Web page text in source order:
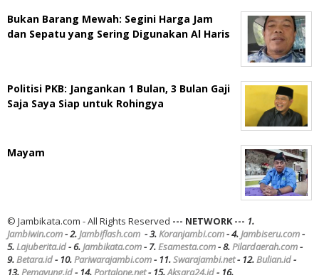
Bukan Barang Mewah: Segini Harga Jam
dan Sepatu yang Sering Digunakan Al Haris
Politisi PKB: Jangankan 1 Bulan, 3 Bulan Gaji
Saja Saya Siap untuk Rohingya
Mayam
© Jambikata.com - All Rights Reserved --- NETWORK --- 1.
Jambiwin.com- 2.Jambiflash.com - 3.Koranjambi.com- 4.Jambiseru.com-
5.Lajuberita.id- 6.Jambikata.com- 7.Esamesta.com- 8.Pilardaerah.com-
9.Betara.id- 10.Pariwarajambi.com- 11.Swarajambi.net- 12.Bulian.id-
13. Pemayung.id- 14. Portalone.net- 15.Aksara24.id- 16.